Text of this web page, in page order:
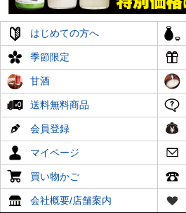
はじめての方へ
季節限定
甘酒
送料無料商品
会員登録
マイページ
買い物かご
会社概要/店舗案内